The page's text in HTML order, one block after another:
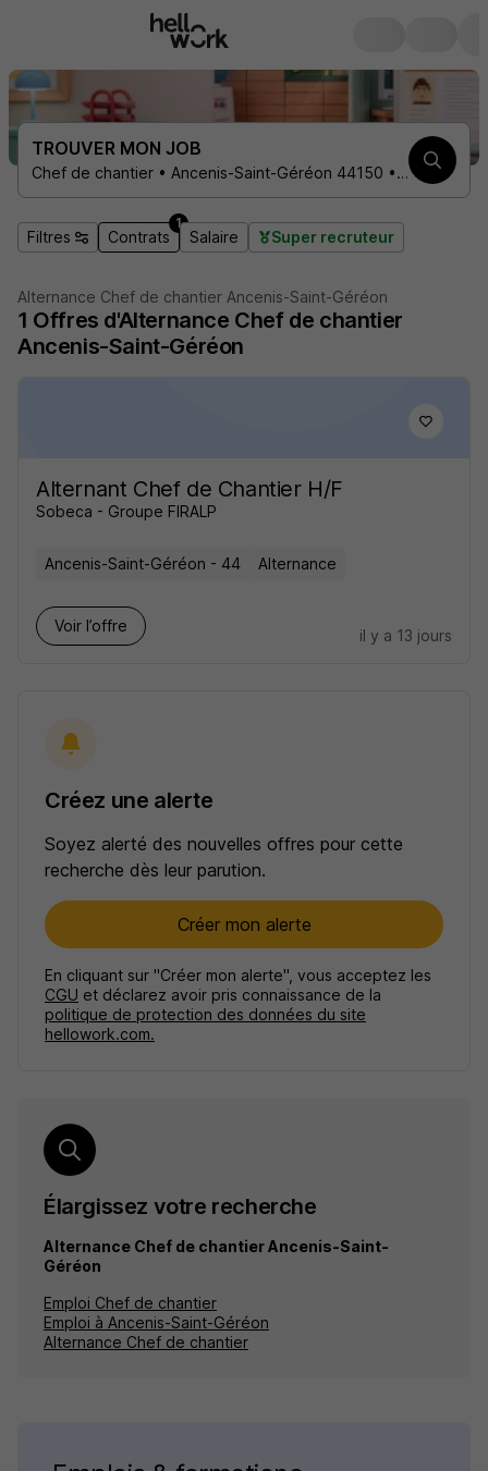
TROUVER MON JOB
Chef de chantier • Ancenis-Saint-Géréon 44150 • 1 contrat
Filtres Contrats
1
Salaire Super recruteur
Alternance Chef de chantier Ancenis-Saint-Géréon
1 Offres d'Alternance Chef de chantier
Ancenis-Saint-Géréon
Alternant Chef de Chantier H/F
Sobeca - Groupe FIRALP
Ancenis-Saint-Géréon - 44 Alternance
Voir l’offre
il y a 13 jours
Créez une alerte
Soyez alerté des nouvelles offres pour cette
recherche dès leur parution.
Créer mon alerte
En cliquant sur "Créer mon alerte", vous acceptez les
CGU et déclarez avoir pris connaissance de la
politique de protection des données du site
hellowork.com.
Élargissez votre recherche
Alternance Chef de chantier Ancenis-Saint-
Géréon
Emploi Chef de chantier
Emploi à Ancenis-Saint-Géréon
Alternance Chef de chantier